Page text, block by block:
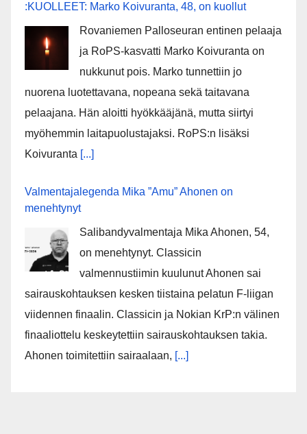
:KUOLLEET: Marko Koivuranta, 48, on kuollut
Rovaniemen Palloseuran entinen pelaaja
ja RoPS-kasvatti Marko Koivuranta on
nukkunut pois. Marko tunnettiin jo
nuorena luotettavana, nopeana sekä taitavana
pelaajana. Hän aloitti hyökkääjänä, mutta siirtyi
myöhemmin laitapuolustajaksi. RoPS:n lisäksi
Koivuranta [...]
Valmentajalegenda Mika ”Amu” Ahonen on
menehtynyt
Salibandyvalmentaja Mika Ahonen, 54,
on menehtynyt. Classicin
valmennustiimin kuulunut Ahonen sai
sairauskohtauksen kesken tiistaina pelatun F-liigan
viidennen finaalin. Classicin ja Nokian KrP:n välinen
finaaliottelu keskeytettiin sairauskohtauksen takia.
Ahonen toimitettiin sairaalaan, [...]